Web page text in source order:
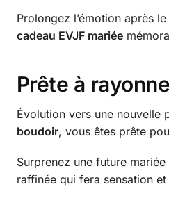
Prolongez l’émotion après
cadeau EVJF mariée
Prête à
Évolution vers une nouvelle
boudoir, vous êtes prête
Surprenez une future
raffinée qui fera sensation